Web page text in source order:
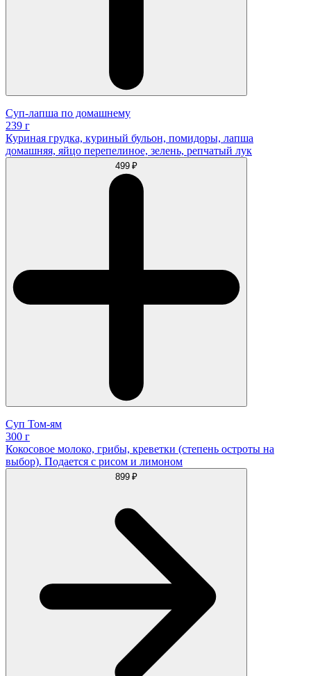
Суп-лапша по домашнему
239 г
Куриная грудка, куриный бульон, помидоры, лапша
домашняя, яйцо перепелиное, зелень, репчатый лук
499 ₽
Суп Том-ям
300 г
Кокосовое молоко, грибы, креветки (степень остроты на
выбор). Подается с рисом и лимоном
899 ₽